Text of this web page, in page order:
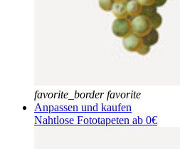
favorite_border favorite
Anpassen und kaufen
Nahtlose Fototapeten ab 0€